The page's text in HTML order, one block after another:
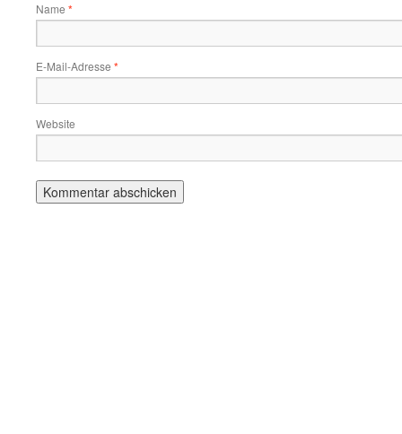
Name *
E-Mail-Adresse *
Website